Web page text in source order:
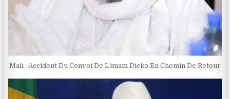
Mali : Accident Du Convoi De L’imam Dicko En Chemin De Retour